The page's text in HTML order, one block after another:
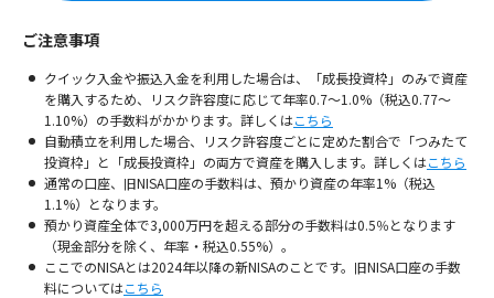
ご注意事項
クイック入金や振込入金を利用した場合は、「成長投資枠」のみで資産
を購入するため、リスク許容度に応じて年率0.7〜1.0%（税込0.77〜
1.10%）の手数料がかかります。詳しくはこちら
自動積立を利用した場合、リスク許容度ごとに定めた割合で「つみたて
投資枠」と「成長投資枠」の両方で資産を購入します。詳しくはこちら
通常の口座、旧NISA口座の手数料は、預かり資産の年率1%（税込
1.1%）となります。
預かり資産全体で3,000万円を超える部分の手数料は0.5％となります
（現金部分を除く、年率・税込0.55%）。
ここでのNISAとは2024年以降の新NISAのことです。旧NISA口座の手数
料についてはこちら